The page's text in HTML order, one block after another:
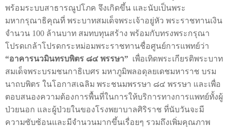
พร้อมระบบสาธารณูปโภค จึงเกิดขึ้น และนับเป็นพระ
มหากรุณาธิคุณที่ พระบาทสมเด็จพระเจ้าอยู่หัว พระราชทานเงิน
จำนวน 100 ล้านบาท สมทบทุนสร้าง พร้อมกับทรงพระกรุณา
โปรดเกล้าโปรดกระหม่อมพระราชทานชื่อศูนย์การแพทย์ว่า
“อาคารนวมินทรบพิตร ๘๔ พรรษา” เพื่อเทิดพระเกียรติพระบาท
สมเด็จพระบรมชนกาธิเบศร มหาภูมิพลอดุลยเดชมหาราช บรม
นาถบพิตร ในโอกาสเฉลิม พระชนมพรรษา ๘๔ พรรษา และเพื่อ
ตอบสนองความต้องการพื้นที่ในการให้บริการทางการแพทย์ทั้งผู้
ป่วยนอก และผู้ป่วยในของโรงพยาบาลศิริราช ที่นับวันจะมี
ความซับซ้อนและมีจำนวนมากขึ้นเรื่อยๆ รวมถึงเพิ่มคุณภาพ